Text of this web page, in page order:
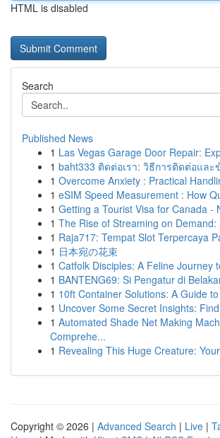
HTML is disabled
Search
Published News
1 Las Vegas Garage Door Repair:
1 baht333 ติดต่อเรา: วิธีการติดต่อแล
1 Overcome Anxiety : Practical
1 eSIM Speed Measurement : How
1 Getting a Tourist Visa for Canada -
1 The Rise of Streaming on Demand:
1 Raja717: Tempat Slot Terpercaya
1 日本宛の花束
1 Catfolk Disciples: A Feline Journey
1 BANTENG69: Si Pengatur di
1 10ft Container Solutions: A Guide
1 Uncover Some Secret Insights:
1 Automated Shade Net Making
Comprehe...
1 Revealing This Huge Creature:
Copyright © 2026 | Advanced Search | Live |